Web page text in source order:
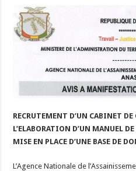
RECRUTEMENT D’UN CABINET
L’ELABORATION D’UN MANUEL
MISE EN PLACE D’UNE BASE DE
L’Agence Nationale de